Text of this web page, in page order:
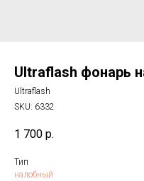
Ultraflash фонарь
Ultraflash
SKU: 6332
1 700 р.
Тип
налобный